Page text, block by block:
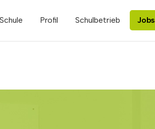
Schule Profil Schulbetrieb Jobs